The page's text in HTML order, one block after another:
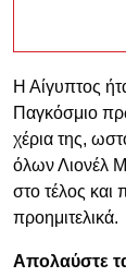
Η Αίγυπτος
Παγκόσμιο
χέρια της,
όλων Λιονέλ
στο τέλος και
προημιτελικά.
Απολαύστε